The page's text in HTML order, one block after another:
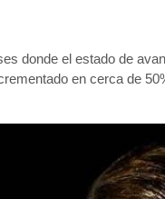
donde el estado de
en cerca de